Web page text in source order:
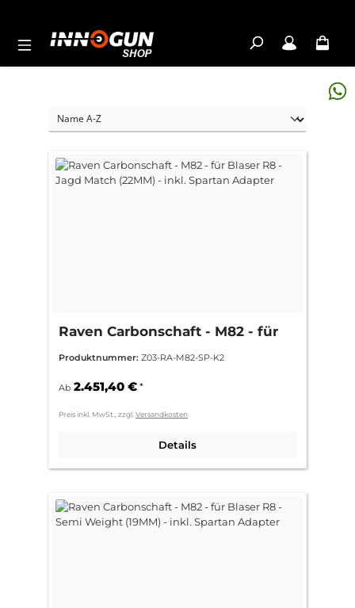
Raven Carbonschaft - M82 - für
inkl. Spartan Adapter
Produktnummer: Z03-RA-M82-SP-K2
Ab 2.451,40 € *
Preis inkl. MwSt., zzgl. Versandkosten
Details